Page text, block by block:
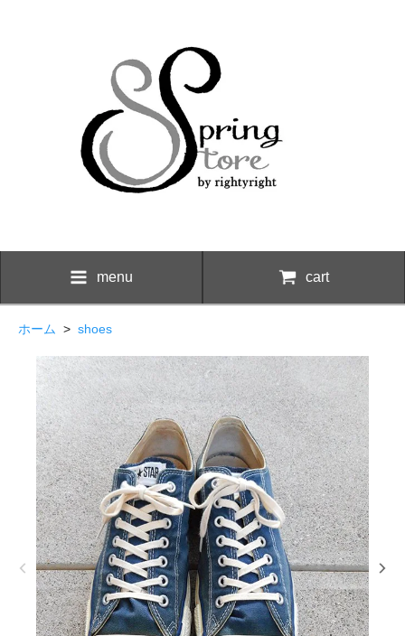
menu cart
ホーム > shoes